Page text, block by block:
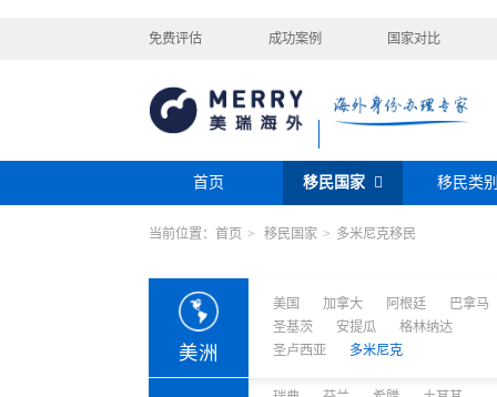
免费评估 成功案例 国家对比
首页 移民国家
瑞典 芬兰 希腊
奥地利
拉脱维亚 英国
移民类
购房移民
迪拜黄金签证
巴拿马购房移民
希腊购房移民
圣基茨投资购房护照
土耳其购房入籍/护照
投资移民
新加坡投资移民
新西兰投资移民
美国EB-5投资移
当前位置：首页 > 移民国家 > 多米尼克移民
美洲
美国 加拿大 阿根廷
巴拿马
圣基茨
安提瓜
格林纳达
圣卢西亚
多米尼克